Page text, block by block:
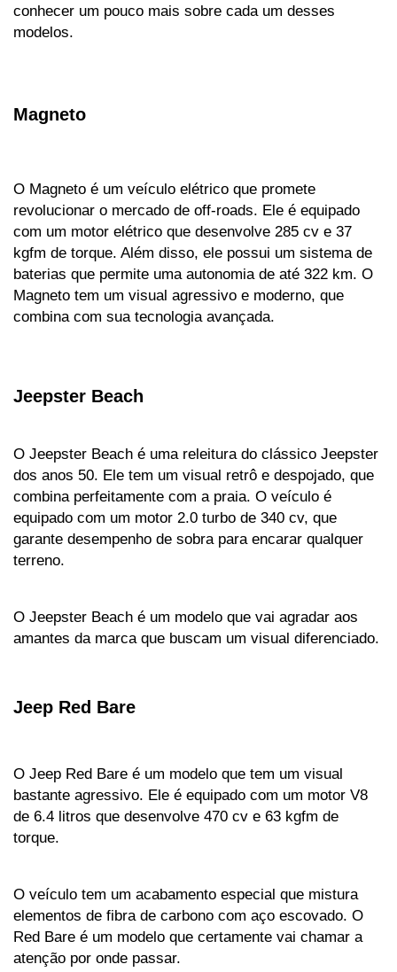
conhecer um pouco mais sobre cada um desses
modelos.
Magneto
O Magneto é um veículo elétrico que promete
revolucionar o mercado de off-roads. Ele é equipado
com um motor elétrico que desenvolve 285 cv e 37
kgfm de torque. Além disso, ele possui um sistema de
baterias que permite uma autonomia de até 322 km. O
Magneto tem um visual agressivo e moderno, que
combina com sua tecnologia avançada.
Jeepster Beach
O Jeepster Beach é uma releitura do clássico Jeepster
dos anos 50. Ele tem um visual retrô e despojado, que
combina perfeitamente com a praia. O veículo é
equipado com um motor 2.0 turbo de 340 cv, que
garante desempenho de sobra para encarar qualquer
terreno.
O Jeepster Beach é um modelo que vai agradar aos
amantes da marca que buscam um visual diferenciado.
Jeep Red Bare
O Jeep Red Bare é um modelo que tem um visual
bastante agressivo. Ele é equipado com um motor V8
de 6.4 litros que desenvolve 470 cv e 63 kgfm de
torque.
O veículo tem um acabamento especial que mistura
elementos de fibra de carbono com aço escovado. O
Red Bare é um modelo que certamente vai chamar a
atenção por onde passar.